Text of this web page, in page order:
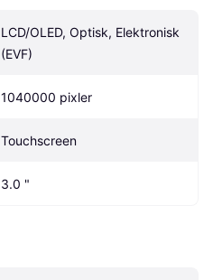
LCD/OLED, Optisk, Elektronisk
(EVF)
1040000 pixler
Touchscreen
3.0 "